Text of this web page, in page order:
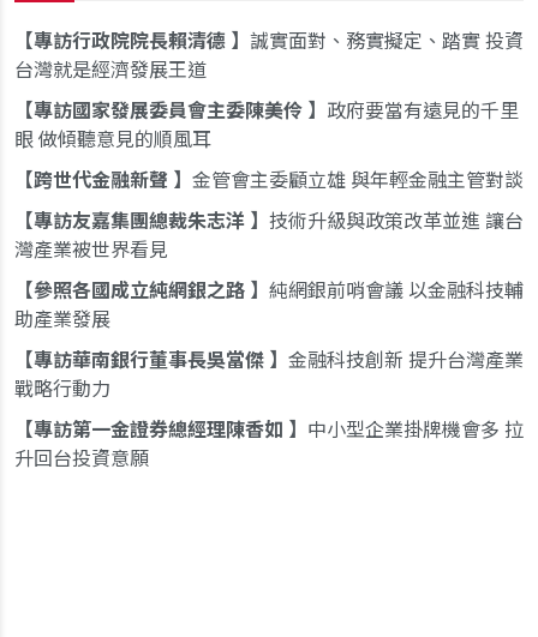
專訪行政院院長賴清德
誠實面對、務實擬定、踏實 投資
台灣就是經濟發展王道
專訪國家發展委員會主委陳美伶
政府要當有遠見的千里
眼 做傾聽意見的順風耳
跨世代金融新聲
金管會主委顧立雄 與年輕金融主管對談
專訪友嘉集團總裁朱志洋
技術升級與政策改革並進 讓台
灣產業被世界看見
參照各國成立純網銀之路
純網銀前哨會議 以金融科技輔
助產業發展
專訪華南銀行董事長吳當傑
金融科技創新 提升台灣產業
戰略行動力
專訪第一金證券總經理陳香如
中小型企業掛牌機會多 拉
升回台投資意願